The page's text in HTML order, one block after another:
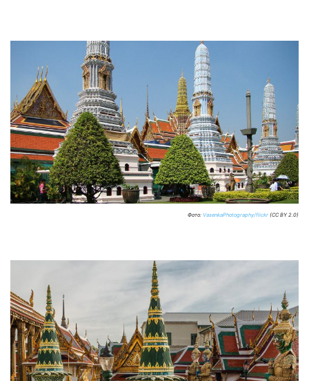
Фото: VasenkaPhotography/flickr (CC BY 2.0)